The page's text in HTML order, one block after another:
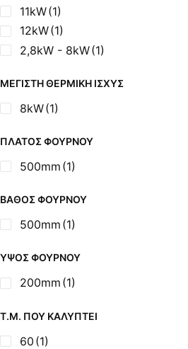
11kW(1)
12kW(1)
2,8kW - 8kW(1)
ΜΈΓΙΣΤΗ ΘΕΡΜΙΚΉ ΙΣΧΎΣ
8kW(1)
ΠΛΆΤΟΣ ΦΟΎΡΝΟΥ
500mm (1)
ΒΆΘΟΣ ΦΟΎΡΝΟΥ
500mm (1)
ΎΨΟΣ ΦΟΎΡΝΟΥ
200mm (1)
Τ.Μ. ΠΟΥ ΚΑΛΎΠΤΕΙ
60 (1)